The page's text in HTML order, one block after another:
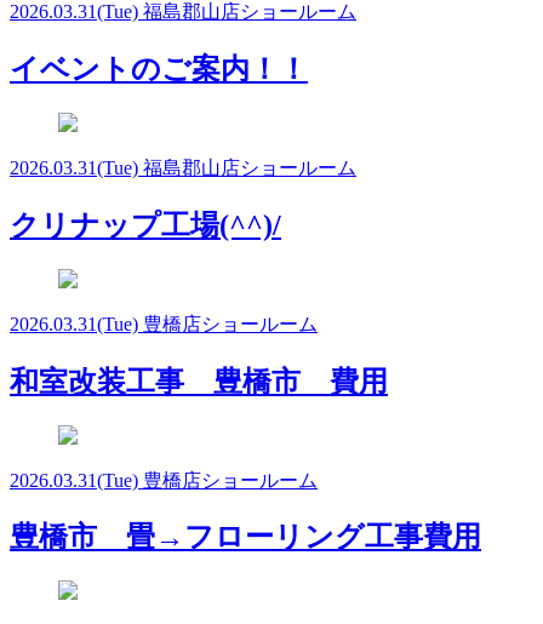
2026.03.31(Tue) 福島郡山店ショールーム
イベントのご案内！！
2026.03.31(Tue) 福島郡山店ショールーム
クリナップ工場(^^)/
2026.03.31(Tue) 豊橋店ショールーム
和室改装工事 豊橋市 費用
2026.03.31(Tue) 豊橋店ショールーム
豊橋市 畳→フローリング工事費用